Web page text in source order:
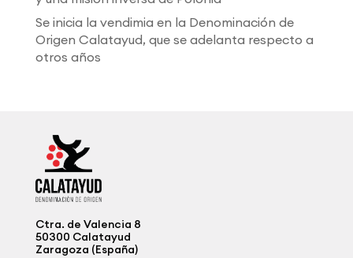
Se inicia la vendimia en la Denominación de
Origen Calatayud, que se adelanta respecto a
otros años
Ctra. de Valencia 8
50300 Calatayud
Zaragoza (España)